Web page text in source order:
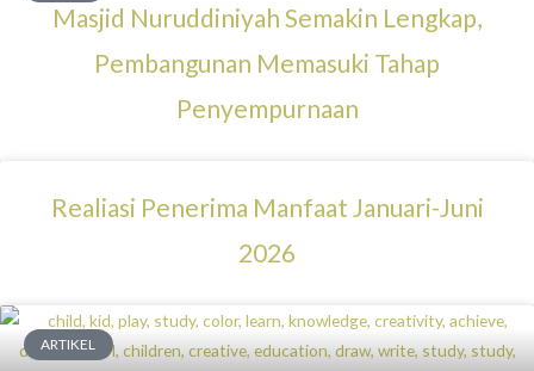
Masjid Nuruddiniyah Semakin Lengkap,
Pembangunan Memasuki Tahap
Penyempurnaan
Realiasi Penerima Manfaat Januari-Juni
2026
ARTIKEL